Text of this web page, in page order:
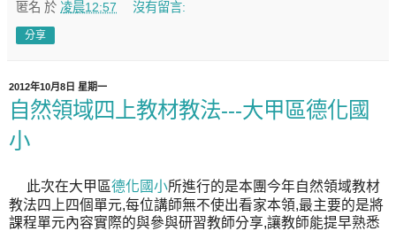
匿名 於 凌晨12:57 沒有留言:
分享
2012年10月8日 星期一
自然領域四上教材教法---大甲區德化國
小
此次在大甲區德化國小所進行的是本團今年自然領域教材
教法四上四個單元,每位講師無不使出看家本領,最主要的是將
課程單元內容實際的與參與研習教師分享,讓教師能提早熟悉